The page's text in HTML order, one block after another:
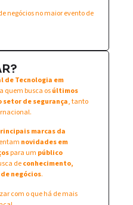
negócios no maior evento de
de Tecnologia em
quem busca osúltimos
de segurança, tanto
marcas da
novidades em
para um público
deconhecimento,
negócios.
com o que há de mais